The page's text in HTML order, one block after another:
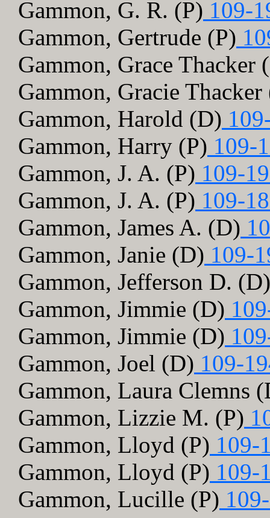
Gammon, G. R. (P) 109-
Gammon, Gertrude (P)
Gammon, Grace Thacker
Gammon, Gracie Thacker
Gammon, Harold (D)
Gammon, Harry (P) 109-
Gammon, J. A. (P) 109-
Gammon, J. A. (P) 109-
Gammon, James A. (D)
Gammon, Janie (D) 109-
Gammon, Jefferson D. (D)
Gammon, Jimmie (D)
Gammon, Jimmie (D)
Gammon, Joel (D) 109-
Gammon, Laura Clemns
Gammon, Lizzie M. (P)
Gammon, Lloyd (P) 109-
Gammon, Lloyd (P) 109-
Gammon, Lucille (P)